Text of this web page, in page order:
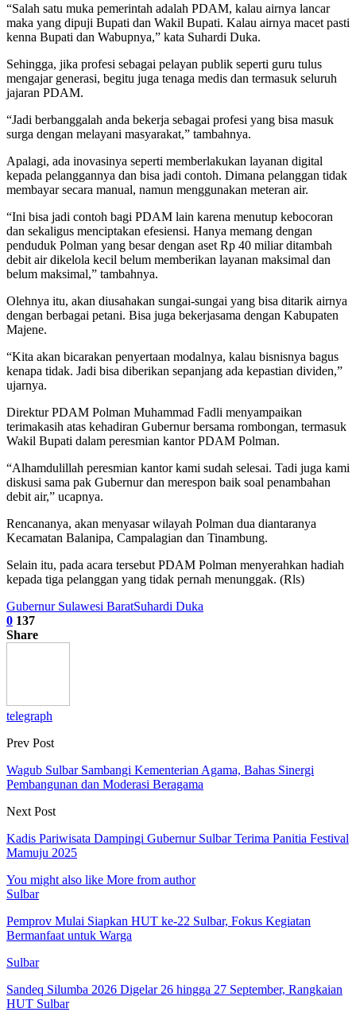
“Salah satu muka pemerintah adalah PDAM, kalau airnya lancar
maka yang dipuji Bupati dan Wakil Bupati. Kalau airnya macet pasti
kenna Bupati dan Wabupnya,” kata Suhardi Duka.
Sehingga, jika profesi sebagai pelayan publik seperti guru tulus
mengajar generasi, begitu juga tenaga medis dan termasuk seluruh
jajaran PDAM.
“Jadi berbanggalah anda bekerja sebagai profesi yang bisa masuk
surga dengan melayani masyarakat,” tambahnya.
Apalagi, ada inovasinya seperti memberlakukan layanan digital
kepada pelanggannya dan bisa jadi contoh. Dimana pelanggan tidak
membayar secara manual, namun menggunakan meteran air.
“Ini bisa jadi contoh bagi PDAM lain karena menutup kebocoran
dan sekaligus menciptakan efesiensi. Hanya memang dengan
penduduk Polman yang besar dengan aset Rp 40 miliar ditambah
debit air dikelola kecil belum memberikan layanan maksimal dan
belum maksimal,” tambahnya.
Olehnya itu, akan diusahakan sungai-sungai yang bisa ditarik airnya
dengan berbagai petani. Bisa juga bekerjasama dengan Kabupaten
Majene.
“Kita akan bicarakan penyertaan modalnya, kalau bisnisnya bagus
kenapa tidak. Jadi bisa diberikan sepanjang ada kepastian dividen,”
ujarnya.
Direktur PDAM Polman Muhammad Fadli menyampaikan
terimakasih atas kehadiran Gubernur bersama rombongan, termasuk
Wakil Bupati dalam peresmian kantor PDAM Polman.
“Alhamdulillah peresmian kantor kami sudah selesai. Tadi juga kami
diskusi sama pak Gubernur dan merespon baik soal penambahan
debit air,” ucapnya.
Rencananya, akan menyasar wilayah Polman dua diantaranya
Kecamatan Balanipa, Campalagian dan Tinambung.
Selain itu, pada acara tersebut PDAM Polman menyerahkan hadiah
kepada tiga pelanggan yang tidak pernah menunggak. (Rls)
Gubernur Sulawesi BaratSuhardi Duka
0 137
Share
telegraph
Prev Post
Wagub Sulbar Sambangi Kementerian Agama, Bahas Sinergi
Pembangunan dan Moderasi Beragama
Next Post
Kadis Pariwisata Dampingi Gubernur Sulbar Terima Panitia Festival
Mamuju 2025
You might also like More from author
Sulbar
Pemprov Mulai Siapkan HUT ke-22 Sulbar, Fokus Kegiatan
Bermanfaat untuk Warga
Sulbar
Sandeq Silumba 2026 Digelar 26 hingga 27 September, Rangkaian
HUT Sulbar